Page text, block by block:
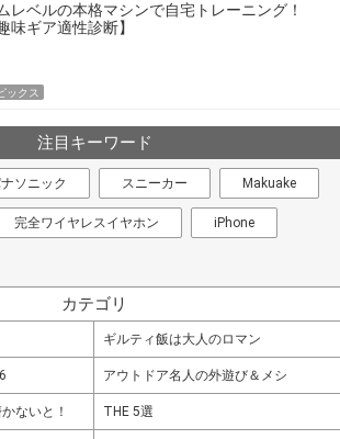
レベルの本格マシンで自宅トレーニング！
味ギア適性診断】
ックス
注目キーワード
ソニック スニーカー Makuake
完全ワイヤレスイヤホン iPhone
カテゴリ
ギルティ飯は大人のロマン
アウトドア名人の外遊び＆メシ
ないと！ THE 5選